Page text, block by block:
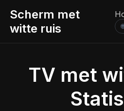
Scherm met
witte ruis
TV met